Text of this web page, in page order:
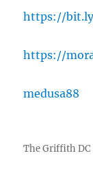
https://
https://
medusa88
The Griffith DC